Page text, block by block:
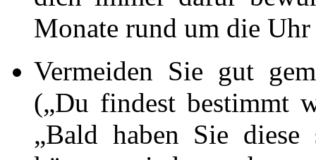
Monate rund um die
Vermeiden Sie gut
(„Du findest bestimmt
„Bald haben Sie diese